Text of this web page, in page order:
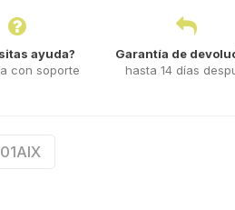
ayuda?
con soporte
Garantía de
hasta 14 días